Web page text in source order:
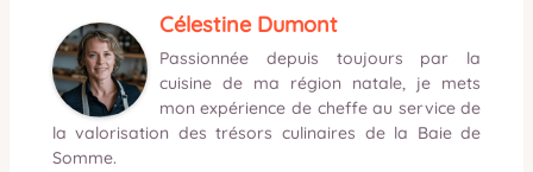
Célestine Dumont
Passionnée depuis toujours par la
cuisine de ma région natale, je mets
mon expérience de cheffe au service de
la valorisation des trésors culinaires de la Baie de
Somme.